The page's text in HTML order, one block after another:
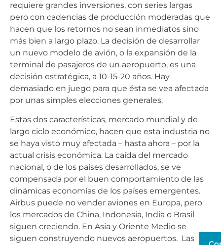
requiere grandes inversiones, con series largas
pero con cadencias de producción moderadas que
hacen que los retornos no sean inmediatos sino
más bien a largo plazo. La decisión de desarrollar
un nuevo modelo de avión, o la expansión de la
terminal de pasajeros de un aeropuerto, es una
decisión estratégica, a 10-15-20 años. Hay
demasiado en juego para que ésta se vea afectada
por unas simples elecciones generales.
Estas dos características, mercado mundial y de
largo ciclo económico, hacen que esta industria no
se haya visto muy afectada – hasta ahora – por la
actual crisis económica. La caída del mercado
nacional, o de los países desarrollados, se ve
compensada por el buen comportamiento de las
dinámicas economías de los países emergentes.
Airbus puede no vender aviones en Europa, pero
los mercados de China, Indonesia, India o Brasil
siguen creciendo. En Asia y Oriente Medio se
siguen construyendo nuevos aeropuertos. Las